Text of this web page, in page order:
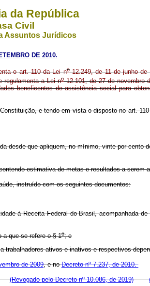
da República
Civil
Assuntos Jurídicos
DE 2010.
o art. 110 da Lei no12.249, de 11 de junho de
regulamenta a Lei no12.101, de 27 de novembro
beneficentes de assistência social para
e tendo em vista o disposto no art.
desde que apliquem, no mínimo, vinte por cento
estimativa de metas e resultados a serem
instruído com os seguintes documentos:
à Receita Federal do Brasil, acompanhada
a que se refere o § 1o; e
ativos e inativos e respectivos
de 2009, e noDecreto nº 7.237, de 2010.
(Revogado pelo Decreto nº 10.086, de 2019)